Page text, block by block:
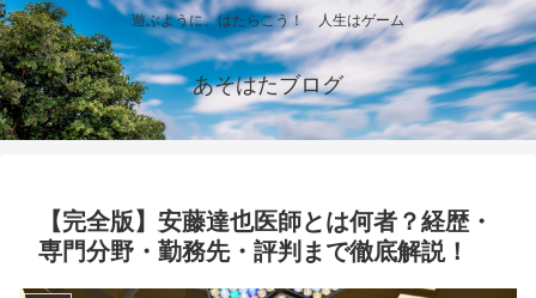
遊ぶように、はたらこう！ 人生はゲーム
あそはたブログ
【完全版】安藤達也医師とは何者？経歴・
専門分野・勤務先・評判まで徹底解説！